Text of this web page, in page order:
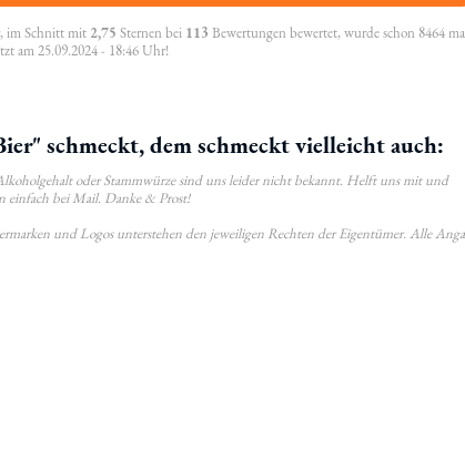
, im Schnitt mit 2,75 Sternen bei 113 Bewertungen bewertet, wurde schon 8464
am 25.09.2024 - 18:46 Uhr!
schmeckt, dem schmeckt vielleicht auch:
oder Stammwürze sind uns leider nicht bekannt. Helft uns mit und
einfach bei Mail. Danke & Prost!
und Logos unterstehen den jeweiligen Rechten der Eigentümer. Alle